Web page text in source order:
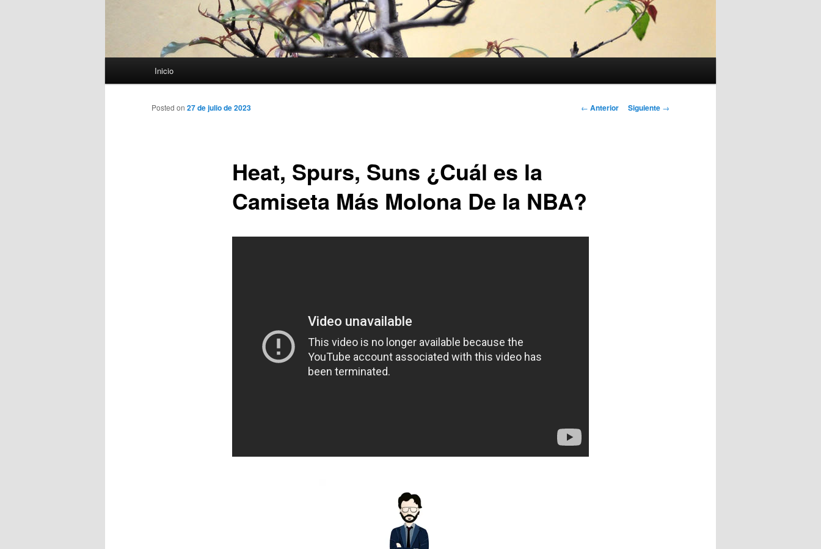
Inicio
Navegación
← Anterior Siguiente →
Heat, Spurs, Suns ¿Cuál es la
Camiseta Más Molona De la NBA?
Posted on 27 de julio de 2023